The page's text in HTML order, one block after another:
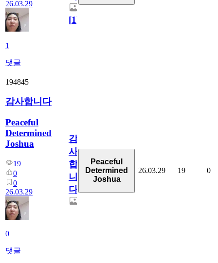
26.03.29
1
댓글
[1]
194845
감사합니다
Peaceful
Determined
Joshua
19
0
0
26.03.29
0
댓글
감
사
합
니
다
Peaceful
Determined
Joshua
26.03.29 19 0